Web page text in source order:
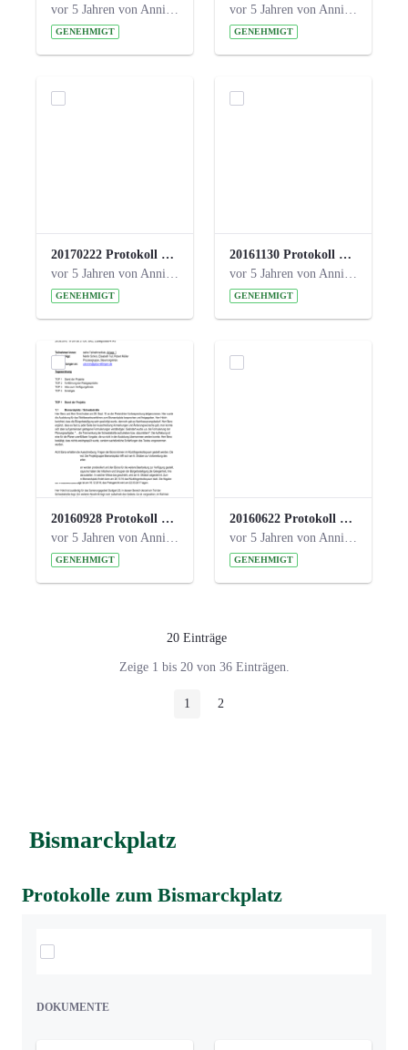
vor 5 Jahren von Anni Schlumberger
GENEHMIGT
vor 5 Jahren von Anni Schlumberger
GENEHMIGT
20170222 Protokoll 19. Steuerungskreis.pdf
vor 5 Jahren von Anni Schlumberger
GENEHMIGT
20161130 Protokoll 18. Steuerungskreis.pdf
vor 5 Jahren von Anni Schlumberger
GENEHMIGT
20160928 Protokoll 17. Steuerungskreis.pdf
vor 5 Jahren von Anni Schlumberger
GENEHMIGT
20160622 Protokoll 16. Steuerungskreis.pdf
vor 5 Jahren von Anni Schlumberger
GENEHMIGT
20 Einträge
Pro Seite
Zeige 1 bis 20 von 36 Einträgen.
Seite
1 Seite
2
Bismarckplatz
Protokolle zum Bismarckplatz
DOKUMENTE